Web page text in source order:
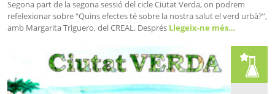
Segona part de la segona sessió del cicle Ciutat Verda, on podrem
refelexionar sobre “Quins efectes té sobre la nostra salut el verd urbà?”,
amb Margarita Triguero, del CREAL. Després Llegeix-ne més…